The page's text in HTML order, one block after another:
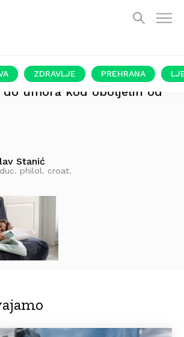
ZDRAVLJE PREHRANA
do umora kod oboljelih od
Stanić
philol. croat.